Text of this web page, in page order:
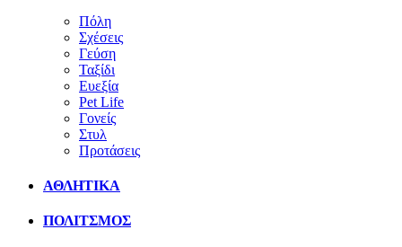
Πόλη
Σχέσεις
Γεύση
Ταξίδι
Ευεξία
Pet Life
Γονείς
Στυλ
Προτάσεις
ΑΘΛΗΤΙΚΑ
ΠΟΛΙΤΣΜΟΣ